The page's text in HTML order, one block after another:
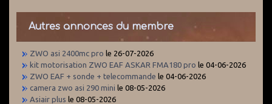
Autres annonces du membre
ZWO asi 2400mc pro le 26-07-2026
kit motorisation ZWO EAF ASKAR FMA180 pro le 04-06-2026
ZWO EAF + sonde + telecommande le 04-06-2026
camera zwo asi 290 mini le 08-05-2026
Asiair plus le 08-05-2026